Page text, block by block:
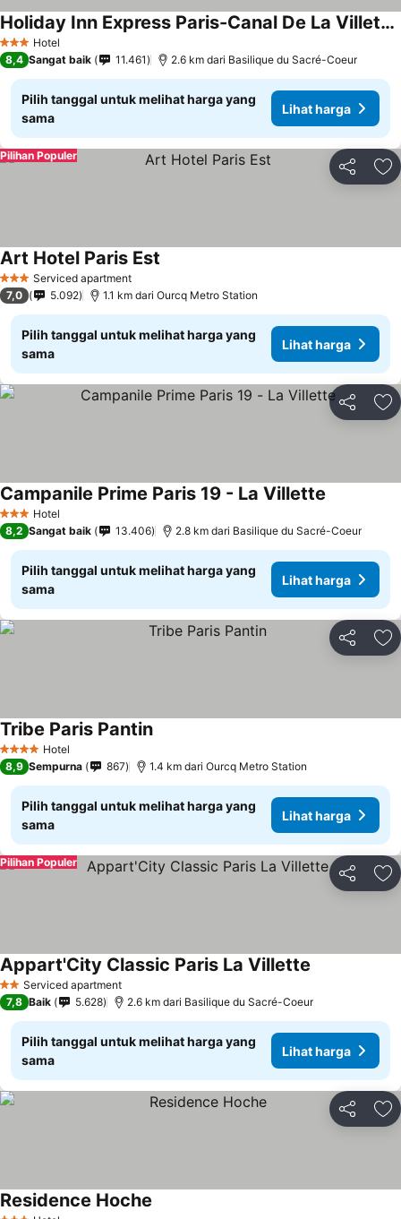
3 BintangHotel
Holiday Inn Express Paris-Canal De La Villette, An Ihg Hotel
Lihat harga
8,4 Sangat baik 11.461 2.6 km dari Basilique du Sacré-Coeur
Pilih tanggal untuk melihat harga yang
sama
Lihat harga
Bagikan
Pilihan Populer
3 BintangServiced apartment
Art Hotel Paris Est
7,0 5.092 1.1 km dari Ourcq Metro Station
Pilih tanggal untuk melihat harga yang
sama
Lihat harga
Bagikan
3 BintangHotel
Campanile Prime Paris 19 - La Villette
8,2 Sangat baik 13.406 2.8 km dari Basilique du Sacré-Coeur
Pilih tanggal untuk melihat harga yang
sama
Lihat harga
Bagikan
4 BintangHotel
Tribe Paris PantinLihat harga
8,9 Sempurna 867 1.4 km dari Ourcq Metro Station
Pilih tanggal untuk melihat harga yang
sama
Lihat harga
Bagikan
Pilihan Populer
2 BintangServiced apartment
Appart'City Classic Paris La Villette
7,8 Baik 5.628 2.6 km dari Basilique du Sacré-Coeur
Pilih tanggal untuk melihat harga yang
sama
Lihat harga
Bagikan
Residence Hoche